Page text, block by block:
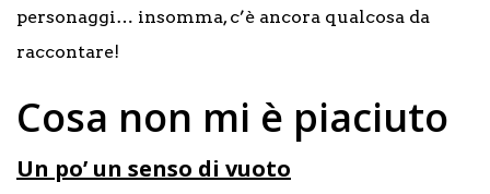
personaggi… insomma, c’è ancora qualcosa da
raccontare!
Cosa non mi è piaciuto
Un po’ un senso di vuoto